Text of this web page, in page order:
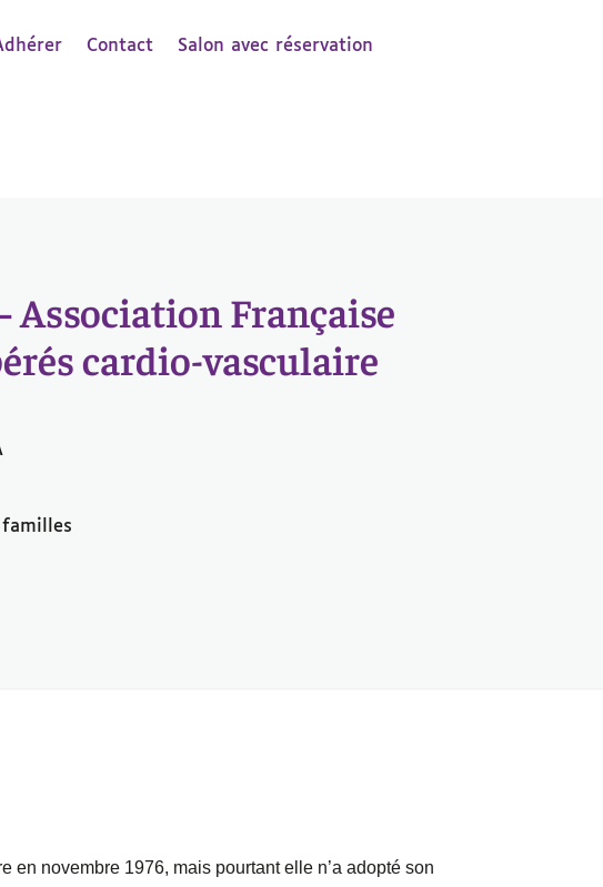
Contact Salon avec réservation
Association Française
cardio-vasculaire
en novembre 1976, mais pourtant elle n’a adopté son